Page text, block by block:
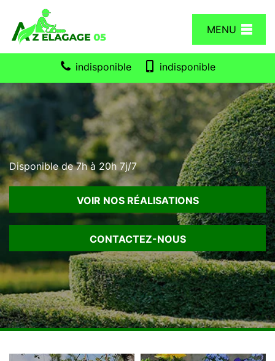
MENU
indisponible indisponible
Disponible de 7h à 20h 7j/7
VOIR NOS RÉALISATIONS
CONTACTEZ-NOUS